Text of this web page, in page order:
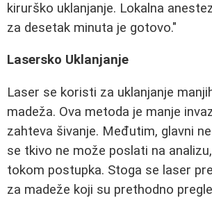
kirurško uklanjanje. Lokalna
za desetak minuta je gotovo."
Lasersko Uklanjanje
Laser se koristi za uklanjanje
madeža. Ova metoda je manje
zahteva šivanje. Međutim, glavni
se tkivo ne može poslati na
tokom postupka. Stoga se laser
za madeže koji su prethodno